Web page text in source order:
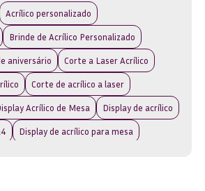
Acrílico personalizado
Brinde de Acrílico Personalizado
aniversário Corte a Laser Acrílico
Corte de acrílico a laser
Acrílico de Mesa Display de acrílico
Display de acrílico para mesa